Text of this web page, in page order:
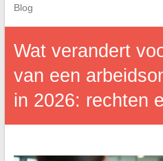
Blog
Wat verandert
van een
in 2026: rechten